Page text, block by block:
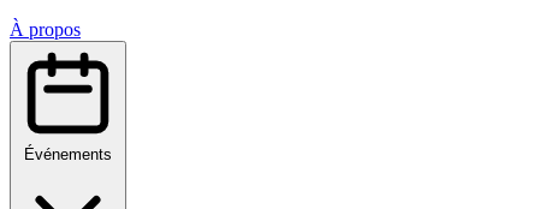
À propos
Événements